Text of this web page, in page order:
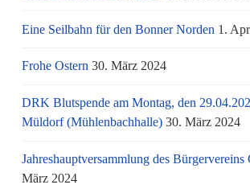
Eine Seilbahn für den Bonner Norden 1.
Frohe Ostern 30. März 2024
DRK Blutspende am Montag, den
Müldorf (Mühlenbachhalle) 30. März 2024
Jahreshauptversammlung des Bürgervereins
März 2024